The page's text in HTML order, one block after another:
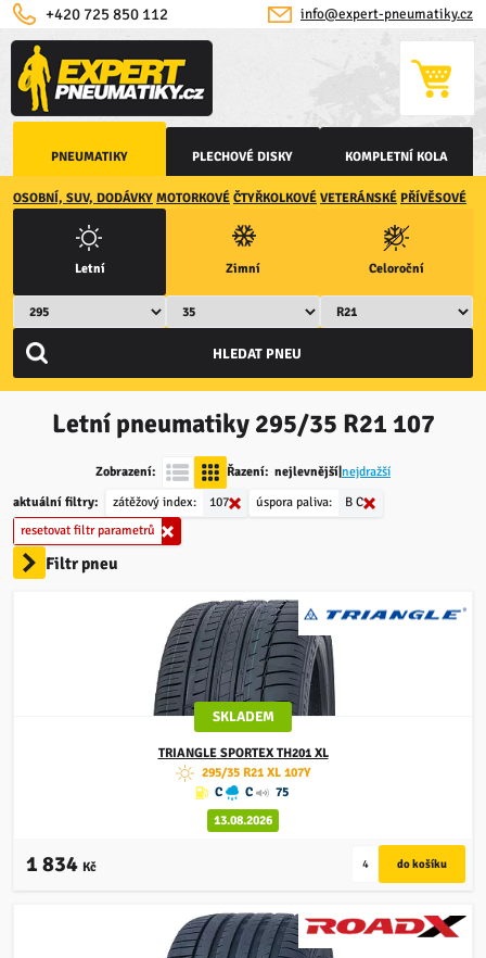
PNEUMATIKY PLECHOVÉ DISKY KOMPLETNÍ KOLA
info@expert-pneumatiky.cz
+420 725 850 112
OSOBNÍ, SUV, DODÁVKY MOTORKOVÉ ČTYŘKOLKOVÉ VETERÁNSKÉ PŘÍVĚSOVÉ
Letní Zimní Celoroční
Letní pneumatiky 295/35 R21 107
Zobrazení: Řazení: nejlevnější nejdražší
aktuální filtry:
zátěžový index: 107 úspora paliva: B C
resetovat filtr parametrů
Filtr pneu
SKLADEM
TRIANGLESPORTEX TH201 XL
295/35 R21 XL 107Y
C
C
75
13.08.2026
1 834 Kč